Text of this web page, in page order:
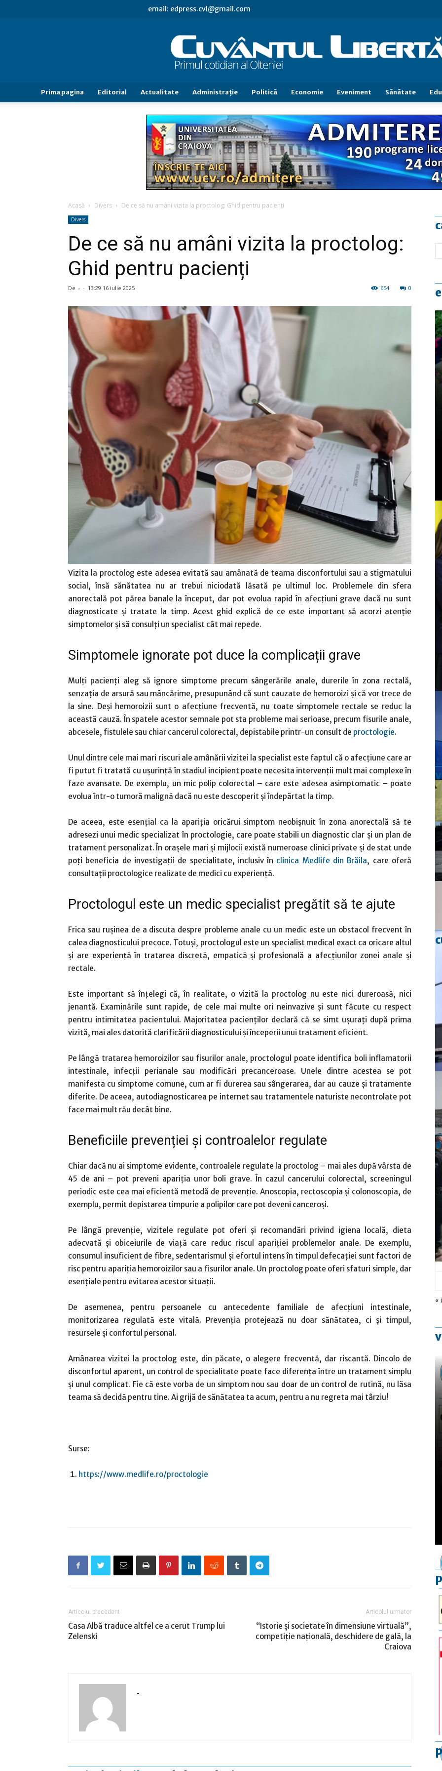
email: edpress.cvl@gmail.com
Cuvântul
Libertăţii
Prima pagina Editorial Actualitate Administraţie Politică Economie Eveniment Sănătate
Acasă Divers De ce să nu amâni vizita la proctolog: Ghid pentru pacienți
Divers
De ce să nu amâni vizita la proctolog:
Ghid pentru pacienți
De - - 13:29 16 iulie 2025 0
654
Vizita la proctolog este adesea evitată sau amânată de teama disconfortului sau a stigmatului
social, însă sănătatea nu ar trebui niciodată lăsată pe ultimul loc. Problemele din sfera
anorectală pot părea banale la început, dar pot evolua rapid în afecțiuni grave dacă nu sunt
diagnosticate și tratate la timp. Acest ghid explică de ce este important să acorzi atenție
simptomelor și să consulți un specialist cât mai repede.
Simptomele ignorate pot duce la complicații grave
Mulți pacienți aleg să ignore simptome precum sângerările anale, durerile în zona rectală,
senzația de arsură sau mâncărime, presupunând că sunt cauzate de hemoroizi și că vor trece de
la sine. Deși hemoroizii sunt o afecțiune frecventă, nu toate simptomele rectale se reduc la
această cauză. În spatele acestor semnale pot sta probleme mai serioase, precum fisurile anale,
abcesele, fistulele sau chiar cancerul colorectal, depistabile printr-un consult de proctologie.
Unul dintre cele mai mari riscuri ale amânării vizitei la specialist este faptul că o afecțiune care ar
fi putut fi tratată cu ușurință în stadiul incipient poate necesita intervenții mult mai complexe în
faze avansate. De exemplu, un mic polip colorectal – care este adesea asimptomatic – poate
evolua într-o tumoră malignă dacă nu este descoperit și îndepărtat la timp.
De aceea, este esențial ca la apariția oricărui simptom neobișnuit în zona anorectală să te
adresezi unui medic specializat în proctologie, care poate stabili un diagnostic clar și un plan de
tratament personalizat. În orașele mari și mijlocii există numeroase clinici private și de stat unde
poți beneficia de investigații de specialitate, inclusiv în clinica Medlife din Brăila, care oferă
consultații proctologice realizate de medici cu experiență.
Proctologul este un medic specialist pregătit să te ajute
Frica sau rușinea de a discuta despre probleme anale cu un medic este un obstacol frecvent în
calea diagnosticului precoce. Totuși, proctologul este un specialist medical exact ca oricare altul
și are experiență în tratarea discretă, empatică și profesională a afecțiunilor zonei anale și
rectale.
Este important să înțelegi că, în realitate, o vizită la proctolog nu este nici dureroasă, nici
jenantă. Examinările sunt rapide, de cele mai multe ori neinvazive și sunt făcute cu respect
pentru intimitatea pacientului. Majoritatea pacienților declară că se simt ușurați după prima
vizită, mai ales datorită clarificării diagnosticului și începerii unui tratament eficient.
Pe lângă tratarea hemoroizilor sau fisurilor anale, proctologul poate identifica boli inflamatorii
intestinale, infecții perianale sau modificări precanceroase. Unele dintre acestea se pot
manifesta cu simptome comune, cum ar fi durerea sau sângerarea, dar au cauze și tratamente
diferite. De aceea, autodiagnosticarea pe internet sau tratamentele naturiste necontrolate pot
face mai mult rău decât bine.
Beneficiile prevenției și controalelor regulate
Chiar dacă nu ai simptome evidente, controalele regulate la proctolog – mai ales după vârsta de
45 de ani – pot preveni apariția unor boli grave. În cazul cancerului colorectal, screeningul
periodic este cea mai eficientă metodă de prevenție. Anoscopia, rectoscopia și colonoscopia, de
exemplu, permit depistarea timpurie a polipilor care pot deveni canceroși.
Pe lângă prevenție, vizitele regulate pot oferi și recomandări privind igiena locală, dieta
adecvată și obiceiurile de viață care reduc riscul apariției problemelor anale. De exemplu,
consumul insuficient de fibre, sedentarismul și efortul intens în timpul defecației sunt factori de
risc pentru apariția hemoroizilor sau a fisurilor anale. Un proctolog poate oferi sfaturi simple, dar
esențiale pentru evitarea acestor situații.
De asemenea, pentru persoanele cu antecedente familiale de afecțiuni intestinale,
monitorizarea regulată este vitală. Prevenția protejează nu doar sănătatea, ci și timpul,
resursele și confortul personal.
Amânarea vizitei la proctolog este, din păcate, o alegere frecventă, dar riscantă. Dincolo de
disconfortul aparent, un control de specialitate poate face diferența între un tratament simplu
și unul complicat. Fie că este vorba de un simptom nou sau doar de un control de rutină, nu lăsa
teama să decidă pentru tine. Ai grijă de sănătatea ta acum, pentru a nu regreta mai târziu!
Surse:
https://www.medlife.ro/proctologie
Articolul precedent
Casa Albă traduce altfel ce a cerut Trump lui
Zelenski
Articolul următor
“Istorie şi societate în dimensiune virtuală”,
competiţie naţională, deschidere de gală, la
Craiova
-
«